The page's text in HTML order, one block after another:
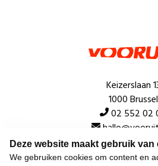
Deze website maakt gebruik
We gebruiken cookies om content en
Keizerslaan
1000 Brussel
02 552 02